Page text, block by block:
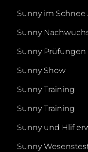
Sunny im Schnee
Sunny
Sunny Prüfungen
Sunny Show
Sunny Training
Sunny Training
Sunny und Hlif
Sunny